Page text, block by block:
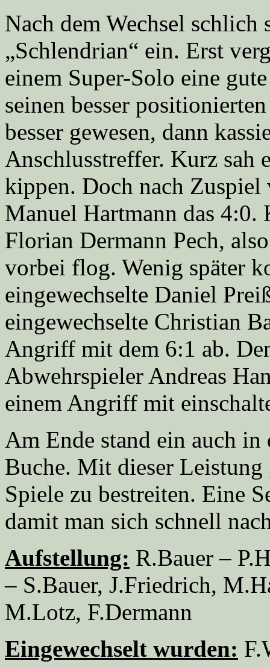
Nach dem Wechsel
„Schlendrian“ ein. Erst
einem Super-Solo eine
seinen besser
besser gewesen, dann
Anschlusstreffer. Kurz sah
kippen. Doch nach Zuspiel
Manuel Hartmann das 4:0.
Florian Dermann Pech,
vorbei flog. Wenig später
eingewechselte Daniel
eingewechselte Christian
Angriff mit dem 6:1 ab.
Abwehrspieler Andreas
einem Angriff mit
Am Ende stand ein auch
Buche. Mit dieser
Spiele zu bestreiten. Eine
damit man sich schnell
Aufstellung: R.Bauer –
– S.Bauer, J.Friedrich,
M.Lotz, F.Dermann
Eingewechselt wurden: